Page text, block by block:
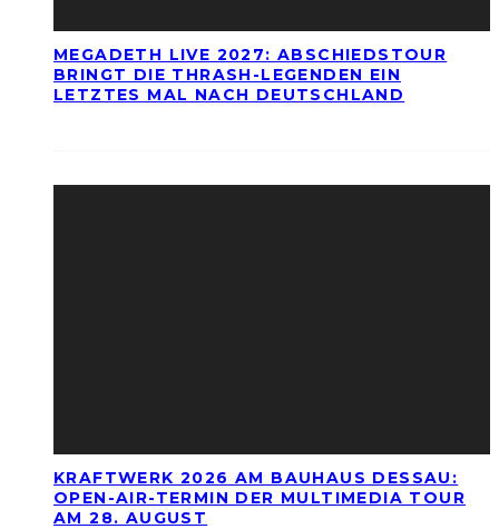
MEGADETH LIVE 2027: ABSCHIEDSTOUR
BRINGT DIE THRASH-LEGENDEN EIN
LETZTES MAL NACH DEUTSCHLAND
KRAFTWERK 2026 AM BAUHAUS DESSAU:
OPEN-AIR-TERMIN DER MULTIMEDIA TOUR
AM 28. AUGUST